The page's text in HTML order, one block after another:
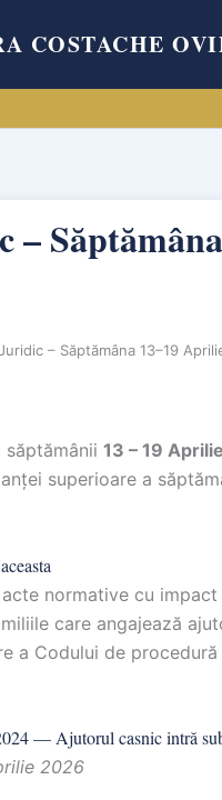
COSTACHE
–
– Săptămâna 13–19
13 – 19
superioare a
normative cu
care angajează
a Codului de
— Ajutorul casnic intră
2026